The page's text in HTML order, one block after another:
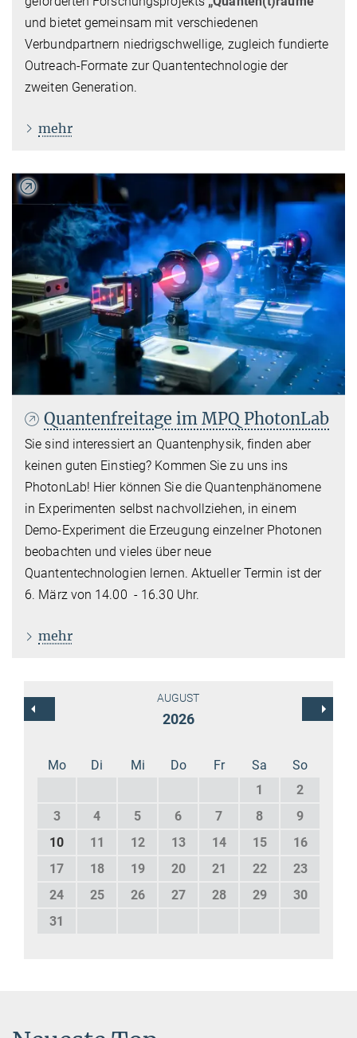
und bietet gemeinsam mit verschiedenen
Verbundpartnern niedrigschwellige, zugleich fundierte
Outreach-Formate zur Quantentechnologie der
zweiten Generation.
mehr
Quantenfreitage im MPQ PhotonLab
Sie sind interessiert an Quantenphysik, finden aber
keinen guten Einstieg? Kommen Sie zu uns ins
PhotonLab! Hier können Sie die Quantenphänomene
in Experimenten selbst nachvollziehen, in einem
Demo-Experiment die Erzeugung einzelner Photonen
beobachten und vieles über neue
Quantentechnologien lernen. Aktueller Termin ist der
6. März von 14.00 - 16.30 Uhr.
mehr
AUGUST
2026
Mo Di Mi Do Fr Sa
So
1
2
3
4 5 6 7 8
9
10
11 12 13 14 15
16
17
18 19 20 21 22
23
24
25 26 27 28 29
30
31